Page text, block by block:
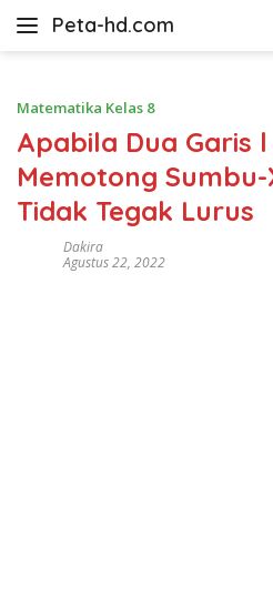
Peta-hd.com
Kumpulan
HD
Matematika Kelas 8
Apabila Dua Garis
Memotong
Tidak Tegak Lurus
Dakira
Agustus 22, 2022